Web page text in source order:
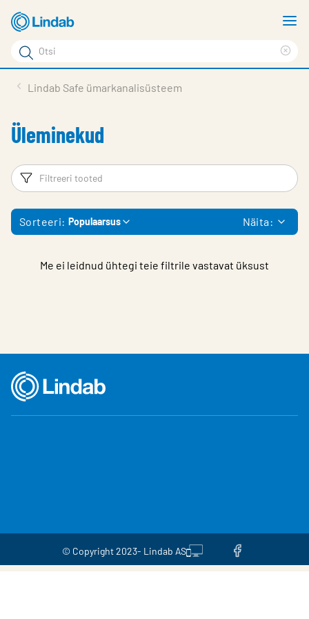
Mine
põhisisu
juurde
Otsi
Otsi
Meist
Kontaktid
Logi sisse
Choose languge
Estonia
Lindab Safe ümarkanalisüsteem
Üleminekud
Filtrid
Sorteeri: Populaarsus Näita:
Me ei leidnud ühtegi teie filtrile vastavat üksust
© Copyright 2023- Lindab AS